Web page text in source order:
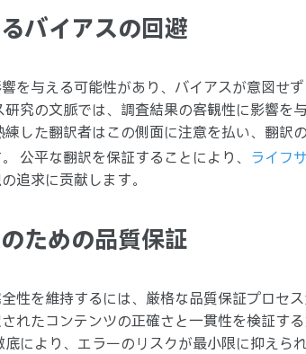
バイアスの回避
を与える可能性があり、バイアスが意図せ
研究の文脈では、調査結果の客観性に影響を
練した翻訳者はこの側面に注意を払い、翻訳
公平な翻訳を保証することにより、
ライフ
追求に贡献します。
ための品質保証
性を維持するには、厳格な品質保証プロセ
れたコンテンツの正確さと一貫性を検証す
底により、エラーのリスクが最小限に抑えら